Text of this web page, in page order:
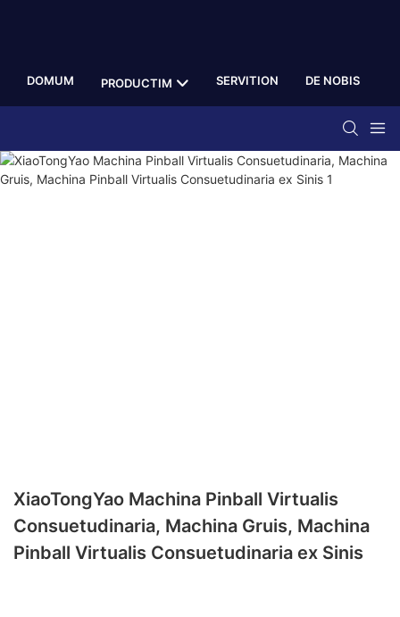
DOMUM PRODUCTIM SERVITION DE NOBIS
XiaoTongYao Machina Pinball Virtualis
Consuetudinaria, Machina Gruis, Machina
Pinball Virtualis Consuetudinaria ex Sinis